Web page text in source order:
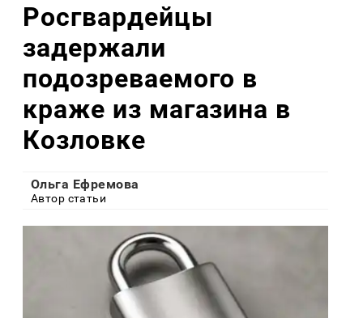
Росгвардейцы
задержали
подозреваемого в
краже из магазина в
Козловке
Ольга Ефремова
Автор статьи